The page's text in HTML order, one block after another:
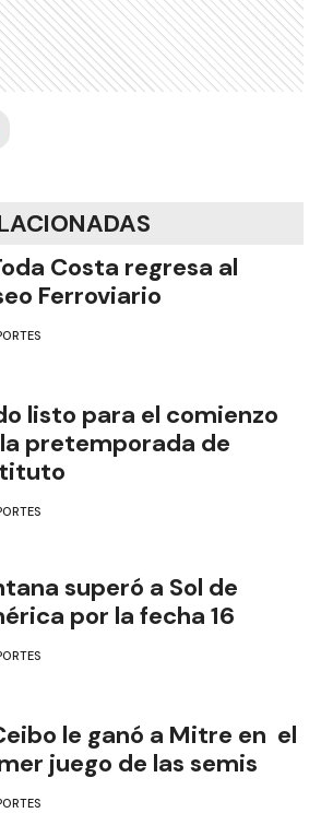
Costa regresa al
Ferroviario
listo para el comienzo
pretemporada de
superó a Sol de
por la fecha 16
le ganó a Mitre en el
juego de las semis